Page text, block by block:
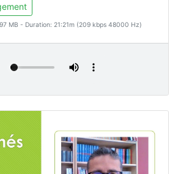
MB - Duration: 21:21m (209 kbps 48000 Hz)